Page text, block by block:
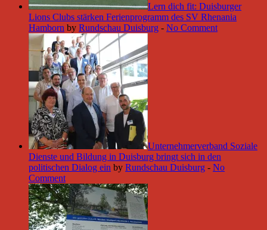
Lern dich fit: Duisburger
Lions Clubs stärken Ferienprogramm des SV Rhenania
Hamborn by Rundschau Duisburg - No Comment
Unternehmerverband Soziale
Dienste und Bildung in Duisburg bringt sich in den
politischen Dialog ein by Rundschau Duisburg - No
Comment